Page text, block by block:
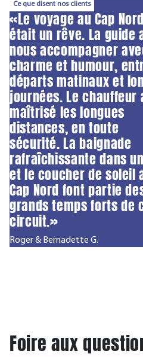
Ce que disent nos clients
«Le voyage au Cap Nord
était un rêve. La guide
nous accompagner
charme et humour,
départs matinaux et
journées. Le chauffeur
maîtrisé les longues
distances, en toute
sécurité. La baignade
rafraîchissante dans
et le coucher de soleil
Cap Nord font partie
grands temps forts de
circuit.»
Roger & Bernadette G.
Foire aux